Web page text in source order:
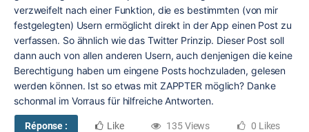
verzweifelt nach einer Funktion, die es bestimmten (von mir
festgelegten) Usern ermöglicht direkt in der App einen Post zu
verfassen. So ähnlich wie das Twitter Prinzip. Dieser Post soll
dann auch von allen anderen Usern, auch denjenigen die keine
Berechtigung haben um eingene Posts hochzuladen, gelesen
werden können. Ist so etwas mit ZAPPTER möglich? Danke
schonmal im Vorraus für hilfreiche Antworten.
Réponse : Like 135 Views 0 Likes